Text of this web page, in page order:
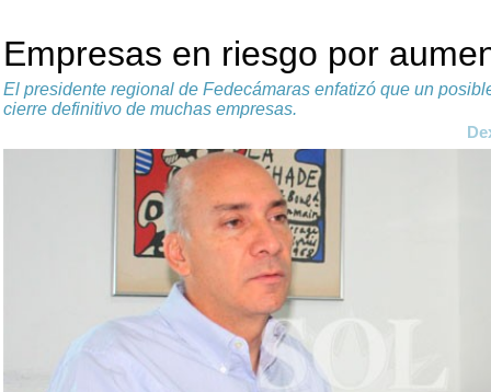
Empresas en riesgo por
El presidente regional de Fedecámaras enfatizó que un
cierre definitivo de muchas empresas.